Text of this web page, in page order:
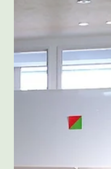
カラメル『膝を使うこと
こんにちは！ 札幌市北区
イサービス カラメルです
ャンプ！」。 ジャンプの
飛び越えました（笑） ジ